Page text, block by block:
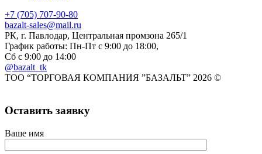
+7 (705) 707-90-80
bazalt-sales@mail.ru
РК, г. Павлодар, Центральная промзона 265/1
График работы: Пн-Пт с 9:00 до 18:00,
Сб с 9:00 до 14:00
@bazalt_tk
ТОО “ТОРГОВАЯ КОМПАНИЯ ”БАЗАЛЬТ” 2026 ©
Оставить заявку
Ваше имя